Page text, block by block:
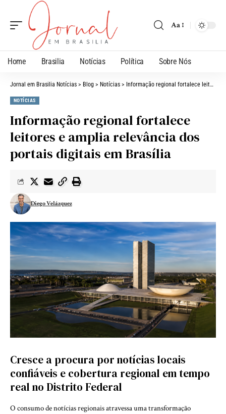
Aa
Home Brasilia Notícias Política Sobre Nós
Jornal em Brasilia Notícias > Blog > Notícias > Informação regional fortalece leitores e amplia relevância dos portais digitais em Brasília
NOTÍCIAS
Informação regional fortalece
leitores e amplia relevância dos
portais digitais em Brasília
Diego Velázquez
Cresce a procura por notícias locais
confiáveis e cobertura regional em tempo
real no Distrito Federal
O consumo de notícias regionais atravessa uma transformação